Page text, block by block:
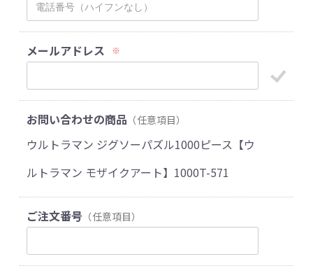
メールアドレス ※
お問い合わせの商品 （任意項目）
ウルトラマン ジグソーパズル1000ピース【ウ
ルトラマン モザイクアート】1000T-571
ご注文番号 （任意項目）